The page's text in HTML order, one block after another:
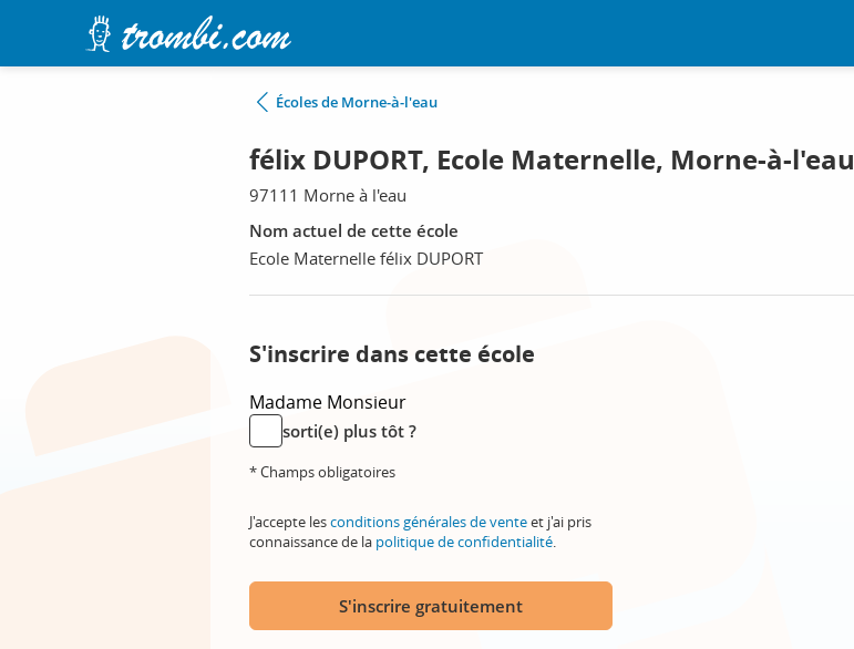
Écoles de Morne-à-l'eau
félix DUPORT, Ecole Maternelle, Morne-à-l'eau
97111 Morne à l'eau
Nom actuel de cette école
Ecole Maternelle félix DUPORT
S'inscrire dans cette école
Madame Monsieur
sorti(e) plus tôt ?
* Champs obligatoires
J'accepte lesconditions générales de venteet j'ai pris
connaissance de la politique de confidentialité.
S'inscrire gratuitement